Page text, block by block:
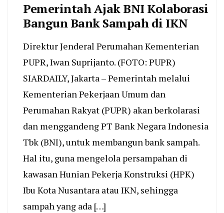
Pemerintah Ajak BNI Kolaborasi
Bangun Bank Sampah di IKN
Direktur Jenderal Perumahan Kementerian
PUPR, Iwan Suprijanto. (FOTO: PUPR)
SIARDAILY, Jakarta – Pemerintah melalui
Kementerian Pekerjaan Umum dan
Perumahan Rakyat (PUPR) akan berkolarasi
dan menggandeng PT Bank Negara Indonesia
Tbk (BNI), untuk membangun bank sampah.
Hal itu, guna mengelola persampahan di
kawasan Hunian Pekerja Konstruksi (HPK)
Ibu Kota Nusantara atau IKN, sehingga
sampah yang ada […]